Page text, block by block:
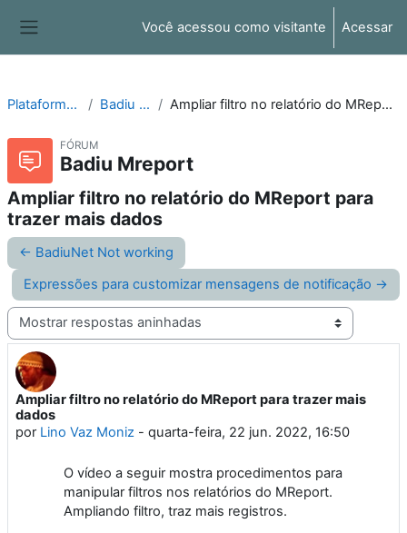
Você acessou como visitante Acessar
Plataforma Moodle Badiu Mreport Ampliar filtro no relatório do MReport para trazer mais dados
FÓRUM
Badiu Mreport
Ampliar filtro no relatório do MReport para
trazer mais dados
← BadiuNet Not working
Expressões para customizar mensagens de notificação →
Modo de visualização
Ampliar filtro no relatório do MReport para trazer mais
dados
por Lino Vaz Moniz - quarta-feira, 22 jun. 2022, 16:50
Número de respostas: 0
O vídeo a seguir mostra procedimentos para
manipular filtros nos relatórios do MReport.
Ampliando filtro, traz mais registros.